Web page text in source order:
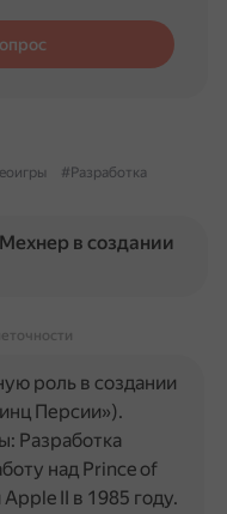
#Разработка
в создании
роль в создании
Персии»).
Разработка
над Prince of
II в 1985 году.